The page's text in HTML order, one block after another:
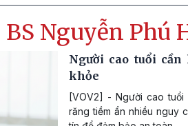
BS Nguyễn Phú
Người cao tuổi
khỏe
[VOV2] - Người cao
răng tiềm ẩn nhiều nguy